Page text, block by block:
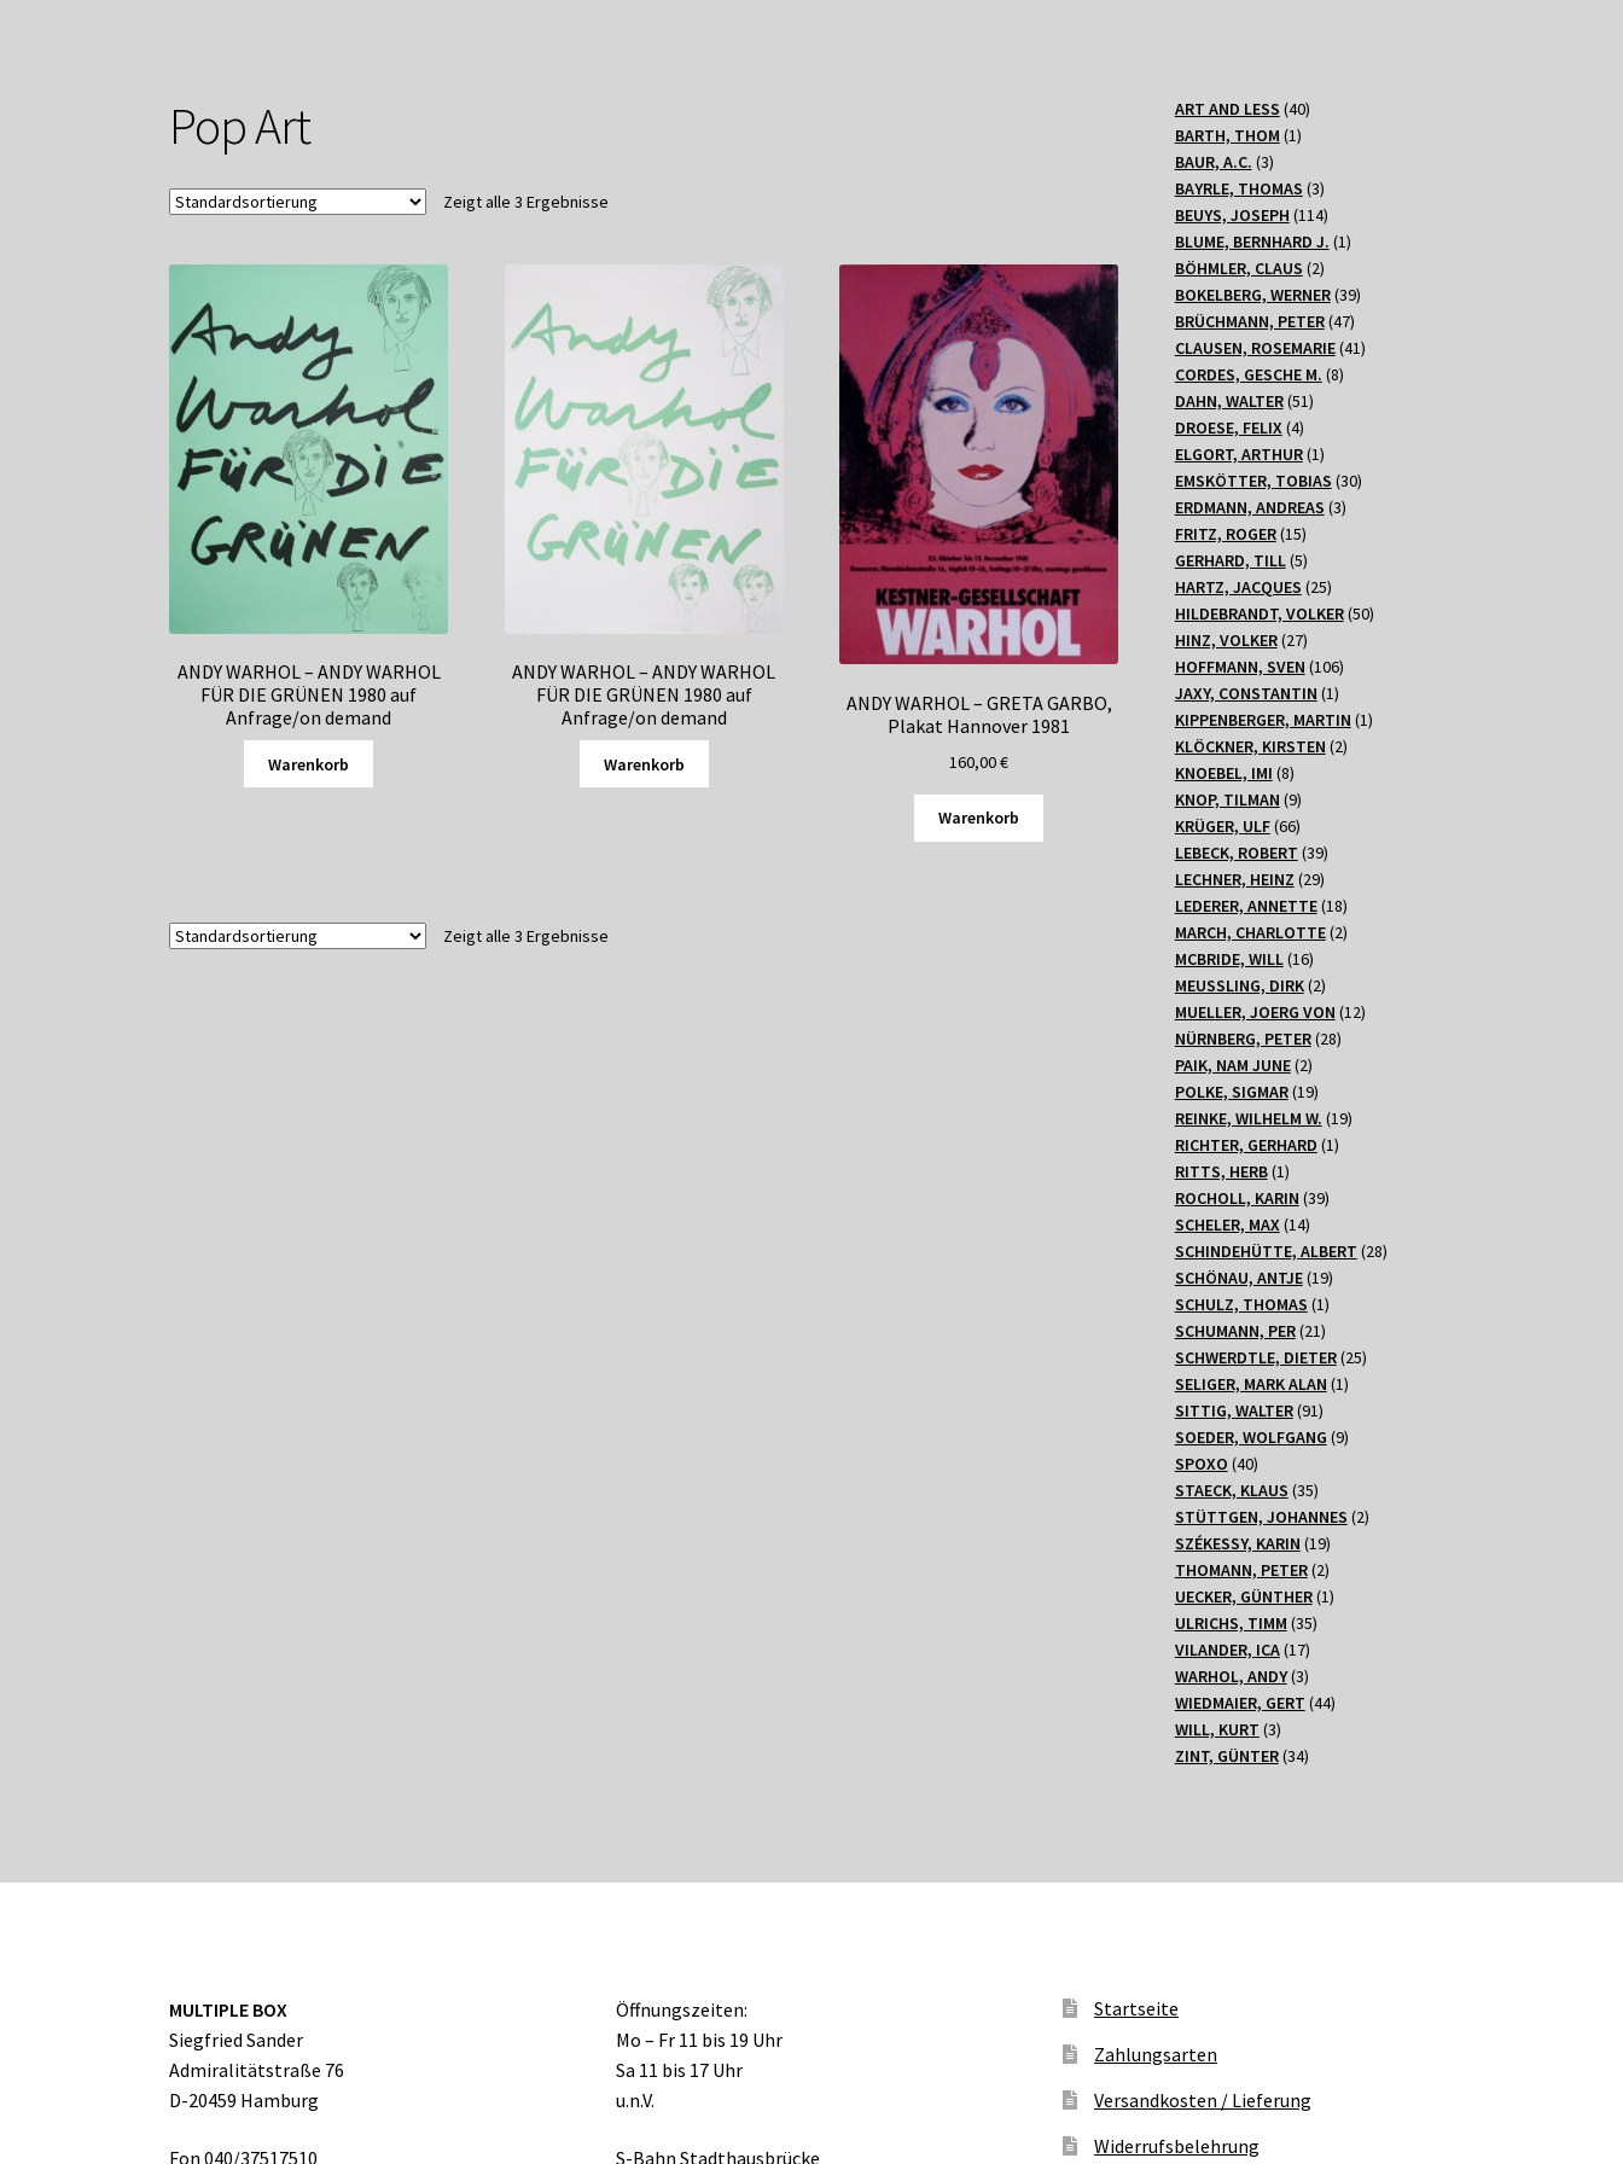
Pop Art
Zeigt alle 3 Ergebnisse
ANDY WARHOL – ANDY WARHOL
FÜR DIE GRÜNEN 1980 auf
Anfrage/on demand
Warenkorb
ANDY WARHOL – ANDY WARHOL
FÜR DIE GRÜNEN 1980 auf
Anfrage/on demand
Warenkorb
ANDY WARHOL – GRETA GARBO,
Plakat Hannover 1981
160,00€
Warenkorb
Zeigt alle 3 Ergebnisse
ART AND LESS 4040
BARTH, THOM 11
BAUR, A.C. 33
Produkte
BAYRLE, THOMAS 33
Produkte
BEUYS, JOSEPH 114114
Produkte
BLUME, BERNHARD J. 11
BÖHMLER, CLAUS 22
Produkte
BOKELBERG, WERNER 3939
BRÜCHMANN, PETER 4747
Produkte
CLAUSEN, ROSEMARIE 4141
CORDES, GESCHE M. 88
DAHN, WALTER 5151
DROESE, FELIX 44
Produkte
ELGORT, ARTHUR 11
Produkt
EMSKÖTTER, TOBIAS 3030
ERDMANN, ANDREAS 33
FRITZ, ROGER 1515
Produkte
GERHARD, TILL 55
Produkte
HARTZ, JACQUES 2525
Produkte
HILDEBRANDT, VOLKER 5050
HINZ, VOLKER 2727
Produkte
HOFFMANN, SVEN 106106
Produkte
JAXY, CONSTANTIN 11
Produkt
KIPPENBERGER, MARTIN 11
KLÖCKNER, KIRSTEN 22
KNOEBEL, IMI 88
Produkte
KNOP, TILMAN 99
Produkte
KRÜGER, ULF 6666
Produkte
LEBECK, ROBERT 3939
Produkte
LECHNER, HEINZ 2929
Produkte
LEDERER, ANNETTE 1818
Produkte
MARCH, CHARLOTTE 22
MCBRIDE, WILL 1616
Produkte
MEUSSLING, DIRK 22
Produkte
MUELLER, JOERG VON 1212
NÜRNBERG, PETER 2828
PAIK, NAM JUNE 22
Produkte
POLKE, SIGMAR 1919
Produkte
REINKE, WILHELM W. 1919
RICHTER, GERHARD 11
RITTS, HERB 11
Produkt
ROCHOLL, KARIN 3939
SCHELER, MAX 1414
Produkte
SCHINDEHÜTTE, ALBERT 2828
SCHÖNAU, ANTJE 1919
Produkte
SCHULZ, THOMAS 11
Produkt
SCHUMANN, PER 2121
Produkte
SCHWERDTLE, DIETER 2525
SELIGER, MARK ALAN 11
SITTIG, WALTER 9191
Produkte
SOEDER, WOLFGANG 99
SPOXO 4040
Produkte
STAECK, KLAUS 3535
Produkte
STÜTTGEN, JOHANNES 22
SZÉKESSY, KARIN 1919
Produkte
THOMANN, PETER 22
Produkte
UECKER, GÜNTHER 11
ULRICHS, TIMM 3535
VILANDER, ICA 1717
Produkte
WARHOL, ANDY 33
Produkte
WIEDMAIER, GERT 4444
WILL, KURT 33
Produkte
ZINT, GÜNTER 3434
MULTIPLE BOX
Siegfried Sander
Admiralitätstraße 76
D-20459 Hamburg
Fon 040/37517510
Öffnungszeiten:
Mo – Fr 11 bis 19 Uhr
Sa 11 bis 17 Uhr
u.n.V.
S-Bahn Stadthausbrücke
Startseite
Zahlungsarten
Versandkosten / Lieferung
Widerrufsbelehrung